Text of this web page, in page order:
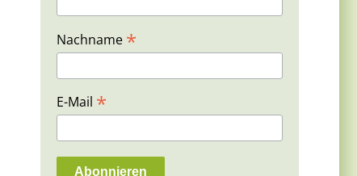
Nachname *
E-Mail *